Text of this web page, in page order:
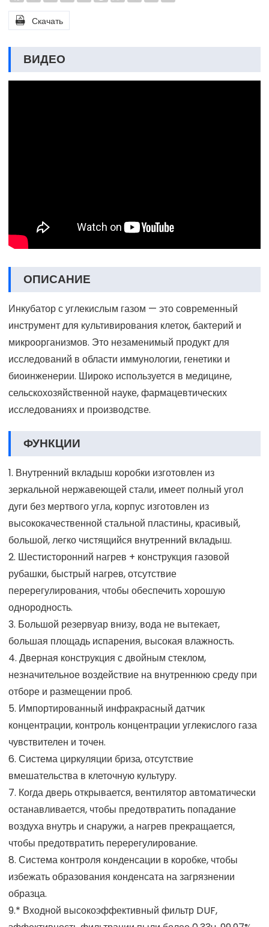
 Скачать
ВИДЕО
ОПИСАНИЕ
Инкубатор с углекислым газом — это современный
инструмент для культивирования клеток, бактерий и
микроорганизмов. Это незаменимый продукт для
исследований в области иммунологии, генетики и
биоинженерии. Широко используется в медицине,
сельскохозяйственной науке, фармацевтических
исследованиях и производстве.
ФУНКЦИИ
1. Внутренний вкладыш коробки изготовлен из
зеркальной нержавеющей стали, имеет полный угол
дуги без мертвого угла, корпус изготовлен из
высококачественной стальной пластины, красивый,
большой, легко чистящийся внутренний вкладыш.
2. Шестисторонний нагрев + конструкция газовой
рубашки, быстрый нагрев, отсутствие
перерегулирования, чтобы обеспечить хорошую
однородность.
3. Большой резервуар внизу, вода не вытекает,
большая площадь испарения, высокая влажность.
4. Дверная конструкция с двойным стеклом,
незначительное воздействие на внутреннюю среду при
отборе и размещении проб.
5. Импортированный инфракрасный датчик
концентрации, контроль концентрации углекислого газа
чувствителен и точен.
6. Система циркуляции бриза, отсутствие
вмешательства в клеточную культуру.
7. Когда дверь открывается, вентилятор автоматически
останавливается, чтобы предотвратить попадание
воздуха внутрь и снаружи, а нагрев прекращается,
чтобы предотвратить перерегулирование.
8. Система контроля конденсации в коробке, чтобы
избежать образования конденсата на загрязнении
образца.
9.* Входной высокоэффективный фильтр DUF,